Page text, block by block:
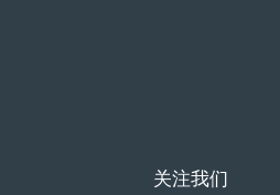
关注我们